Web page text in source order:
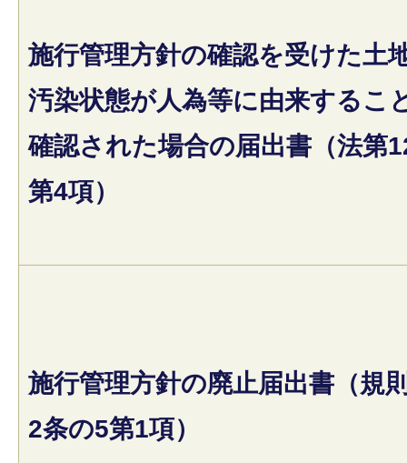
施行管理方針の確認を受けた土
汚染状態が人為等に由来するこ
確認された場合の届出書（法第
第4項）
施行管理方針の廃止届出書（規
2条の5第1項）